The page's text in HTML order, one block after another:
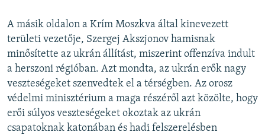
A másik oldalon a Krím Moszkva által kinevezett
területi vezetője, Szergej Akszjonov hamisnak
minősítette az ukrán állítást, miszerint offenzíva indult
a herszoni régióban. Azt mondta, az ukrán erők nagy
veszteségeket szenvedtek el a térségben. Az orosz
védelmi minisztérium a maga részéről azt közölte, hogy
erői súlyos veszteségeket okoztak az ukrán
csapatoknak katonában és hadi felszerelésben